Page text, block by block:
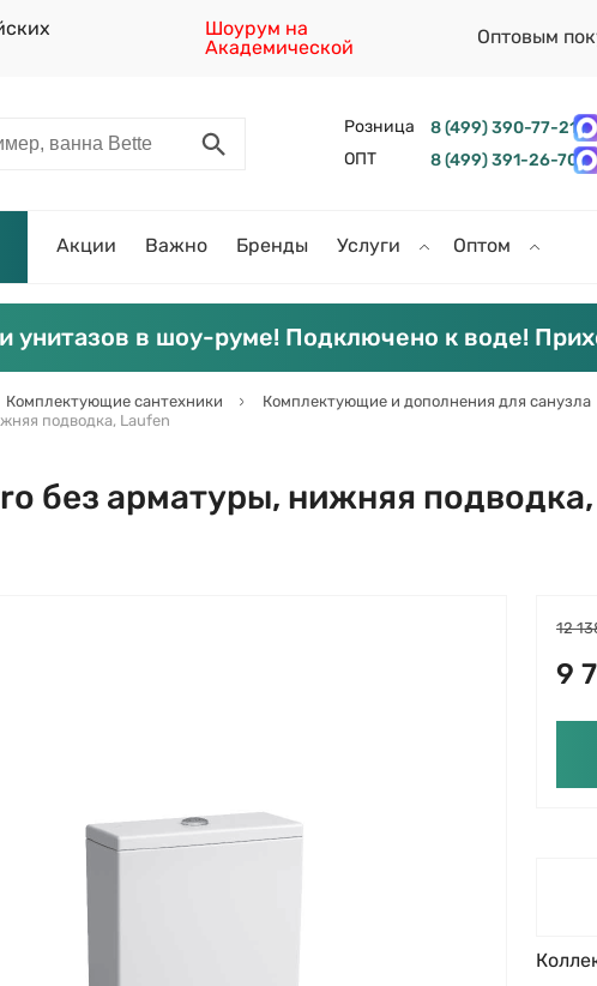
Шоурум на
Академической
Оптовым
Розница 8 (499) 390-77-21
ОПТ
8 (499) 391-26-70
Акции Важно Бренды Услуги Оптом
унитазов в шоу-руме! Подключено к воде!
Комплектующие сантехники
Комплектующие и дополнения для санузла
подводка, Laufen
без арматуры, нижняя
12
9